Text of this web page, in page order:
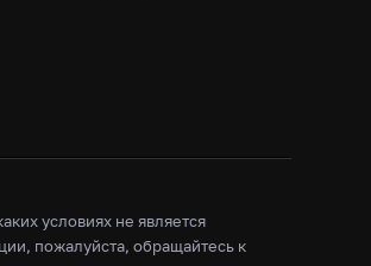
условиях не является
пожалуйста, обращайтесь к